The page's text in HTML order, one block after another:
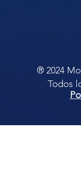
® 2024
Todos